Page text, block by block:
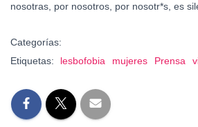
nosotras, por nosotros, por nosotr*s, es
Categorías:
Etiquetas:
lesbofobia mujeres Prensa